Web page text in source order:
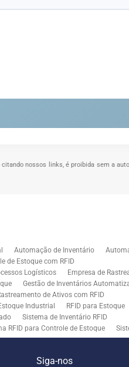
nossos links, é proibida sem a
Automação de Inventário
de Estoque com RFID
Logísticos
Empresa de
Gestão de Inventários
de Ativos com RFID
Industrial RFID para Estoque
Sistema de Inventário RFID
RFID para Controle de Estoque
Soluções em Rastreamento RFID
para Integração Middleware para
Siga-nos